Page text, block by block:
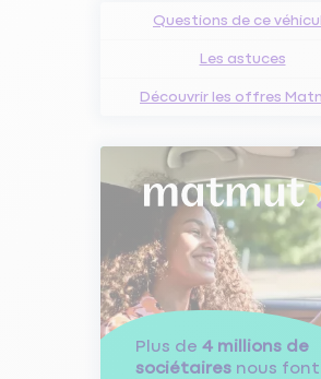
Questions de ce
Les astuces
Découvrir les offres
Plus de 4 millions de
sociétaires nous font